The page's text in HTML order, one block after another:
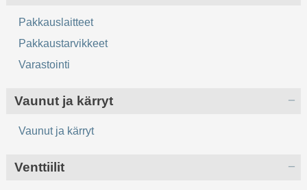
Pakkauslaitteet
Pakkaustarvikkeet
Varastointi
Vaunut ja kärryt
Vaunut ja kärryt
Venttiilit